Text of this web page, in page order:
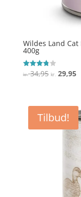
Wildes Land
400g
Vurderet
3.8
kr.34,95 Den
var:
kr. 34,95.
kr.29,95
Tilbud!